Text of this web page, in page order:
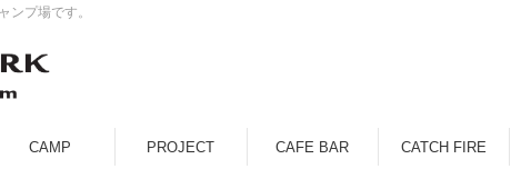
ンプ場です。
CAMP PROJECT CAFE BAR CATCH FIRE